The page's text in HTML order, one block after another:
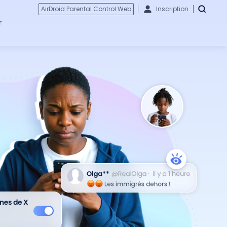
AirDroid Parental Control Web Inscription